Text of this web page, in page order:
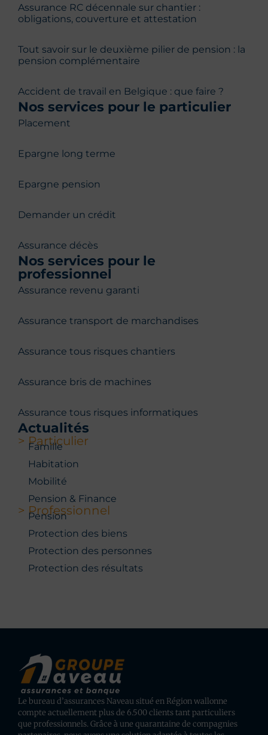
Assurance RC décennale sur chantier :
obligations, couverture et attestation
Tout savoir sur le deuxième pilier de pension : la
pension complémentaire
Accident de travail en Belgique : que faire ?
Nos services pour le particulier
Placement
Epargne long terme
Epargne pension
Demander un crédit
Assurance décès
Nos services pour le
professionnel
Assurance revenu garanti
Assurance transport de marchandises
Assurance tous risques chantiers
Assurance bris de machines
Assurance tous risques informatiques
Actualités
> Particulier
Famille
Habitation
Mobilité
Pension & Finance
> Professionnel
Pension
Protection des biens
Protection des personnes
Protection des résultats
Le bureau d’assurances Naveau situé en Région wallonne
compte actuellement plus de 6.500 clients tant particuliers
que professionnels. Grâce à une quarantaine de compagnies